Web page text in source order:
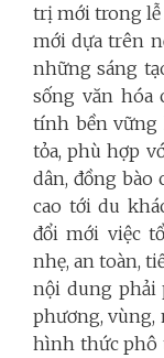
trị mới trong lễ
mới dựa trên
những sáng
sống văn hóa
tính bền vững
tỏa, phù hợp
dân, đồng bào
cao tới du
đổi mới việc
nhẹ, an toàn,
nội dung phải
phương, vùng,
hình thức phô